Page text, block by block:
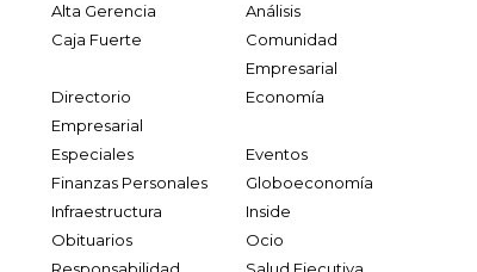
Alta Gerencia
Análisis
Caja Fuerte
Comunidad
Empresarial
Directorio
Empresarial
Economía
Especiales
Eventos
Finanzas Personales
Globoeconomía
Infraestructura
Inside
Obituarios
Ocio